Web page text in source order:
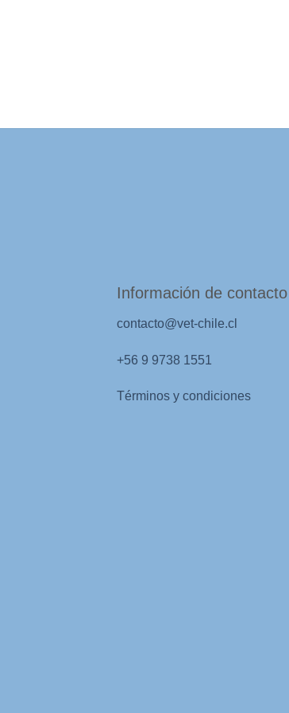
Información de contacto
contacto@vet-chile.cl
+56 9 9738 1551
Términos y condiciones